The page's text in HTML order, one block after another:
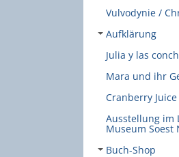
Vulvodynie /
Aufklärung
Julia y las
Mara und ihr
Cranberry Juice
Ausstellung im
Museum Soest
Buch-Shop